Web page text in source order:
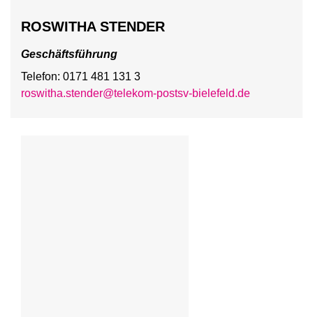
ROSWITHA STENDER
Geschäftsführung
Telefon: 0171 481 131 3
roswitha.stender@telekom-postsv-bielefeld.de